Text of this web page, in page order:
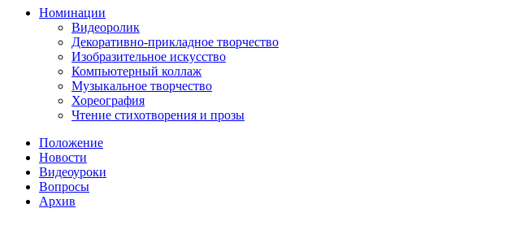
Номинации
Видеоролик
Декоративно-прикладное творчество
Изобразительное искусство
Компьютерный коллаж
Музыкальное творчество
Хореография
Чтение стихотворения и прозы
Положение
Новости
Видеоуроки
Вопросы
Архив